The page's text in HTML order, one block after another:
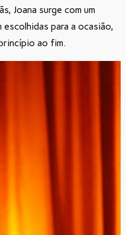
Joana surge com um
para a ocasião,
ao fim.